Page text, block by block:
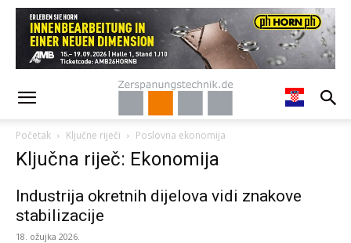
Početak Ključne riječi Poslovna ekonomija
Ključna riječ: Ekonomija
Industrija okretnih dijelova vidi znakove
stabilizacije
18. ožujka 2026.